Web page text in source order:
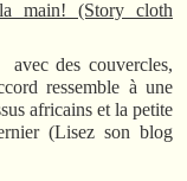
main! (Story cloth
des couvercles,
ressemble à une
africains et la petite
(Lisez son blog